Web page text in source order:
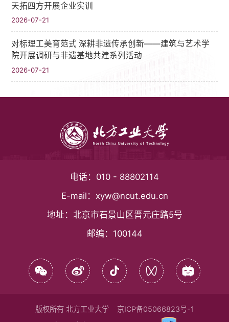
天拓四方开展企业实训
2026-07-21
对标理工美育范式 深耕非遗传承创新——建筑与艺术学
院开展调研与非遗基地共建系列活动
2026-07-21
电话： 010 - 88802114
E-mail： xyw@ncut.edu.cn
地址： 北京市石景山区晋元庄路5号
邮编： 100144
版权所有 北方工业大学
京ICP备05066823号-1